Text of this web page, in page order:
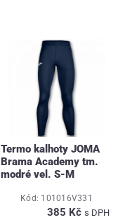
Termo kalhoty JOMA
Brama Academy tm.
modré vel. S-M
Kód: 101016V331
385 Kč s DPH